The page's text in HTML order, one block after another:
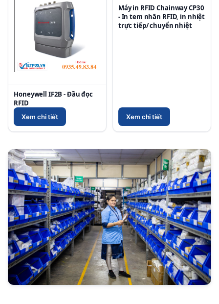
Honeywell IF2B - Đầu đọc
RFID
Xem chi tiết
Máy in RFID Chainway CP30
- In tem nhãn RFID, in nhiệt
trực tiếp/ chuyển nhiệt
Xem chi tiết